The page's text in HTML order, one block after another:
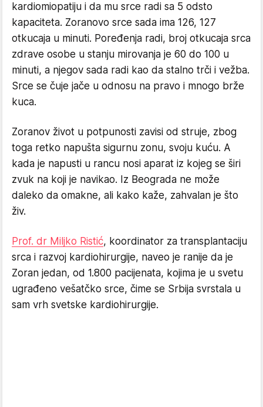
kardiomiopatiju i da mu srce radi sa 5 odsto
kapaciteta. Zoranovo srce sada ima 126, 127
otkucaja u minuti. Poređenja radi, broj otkucaja srca
zdrave osobe u stanju mirovanja je 60 do 100 u
minuti, a njegov sada radi kao da stalno trči i vežba.
Srce se čuje jače u odnosu na pravo i mnogo brže
kuca.
Zoranov život u potpunosti zavisi od struje, zbog
toga retko napušta sigurnu zonu, svoju kuću. A
kada je napusti u rancu nosi aparat iz kojeg se širi
zvuk na koji je navikao. Iz Beograda ne može
daleko da omakne, ali kako kaže, zahvalan je što
živ.
Prof. dr Miljko Ristić, koordinator za transplantaciju
srca i razvoj kardiohirurgije, naveo je ranije da je
Zoran jedan, od 1.800 pacijenata, kojima je u svetu
ugrađeno vešatčko srce, čime se Srbija svrstala u
sam vrh svetske kardiohirurgije.